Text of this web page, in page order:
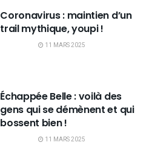
Coronavirus : maintien d’un
trail mythique, youpi !
11 MARS 2025
Échappée Belle : voilà des
gens qui se démènent et qui
bossent bien !
11 MARS 2025